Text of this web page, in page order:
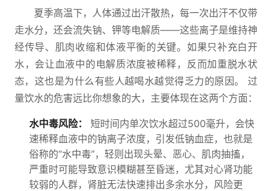
夏季高温下，人体通过出汗散热，每一次出汗不仅带
走水分，还会流失钠、钾等电解质——这些离子是维持神
经传导、肌肉收缩和体液平衡的关键。如果只补充白开
水，会让血液中的电解质浓度被稀释，反而加重脱水状
态，这也是为什么有些人越喝水越觉得乏力的原因。 过
量饮水的危害远比你想象的大，主要体现在这两个方面：
水中毒风险：
短时间内单次饮水超过500毫升，会快
速稀释血液中的钠离子浓度，引发低钠血症，也就是
俗称的“水中毒”，轻则出现头晕、恶心、肌肉抽搐，
严重时可能导致意识模糊甚至昏迷，尤其对心肾功能
较弱的人群，肾脏无法快速排出多余水分，风险更